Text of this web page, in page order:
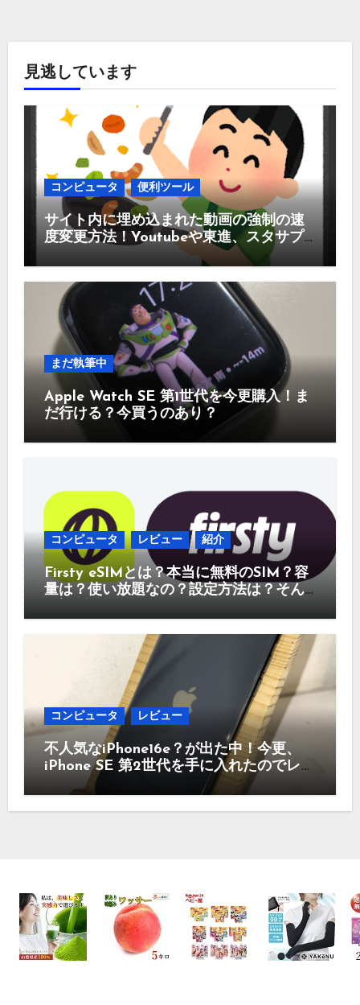
見逃しています
コンピュータ 便利ツール
サイト内に埋め込まれた動画の強制の速
度変更方法！Youtubeや東進、スタサプ
まだ執筆中
Apple Watch SE 第1世代を今更購入！ま
だ行ける？今買うのあり？
コンピュータ レビュー 紹介
Firsty eSIMとは？本当に無料のSIM？容
量は？使い放題なの？設定方法は？そん
コンピュータ レビュー
不人気なiPhone16e？が出た中！今更、
iPhone SE 第2世代を手に入れたのでレビ
ュー まだ使えるのか？今買うのはどう